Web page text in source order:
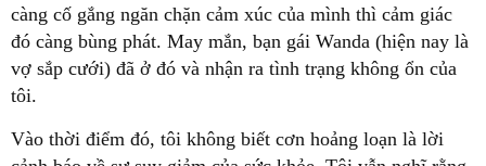
càng cố gắng ngăn chặn cảm xúc của mình thì cảm giác
đó càng bùng phát. May mắn, bạn gái Wanda (hiện nay là
vợ sắp cưới) đã ở đó và nhận ra tình trạng không ổn của
tôi.
Vào thời điểm đó, tôi không biết cơn hoảng loạn là lời